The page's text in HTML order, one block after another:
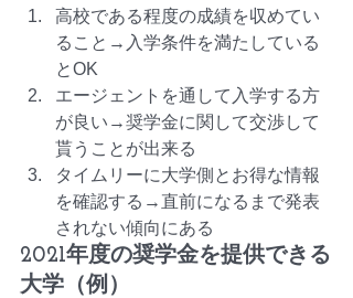
高校である程度の成績を収めてい
ること→入学条件を満たしている
とOK
エージェントを通して入学する方
が良い→奨学金に関して交渉して
貰うことが出来る
タイムリーに大学側とお得な情報
を確認する→直前になるまで発表
されない傾向にある
2021年度の奨学金を提供できる
大学（例）